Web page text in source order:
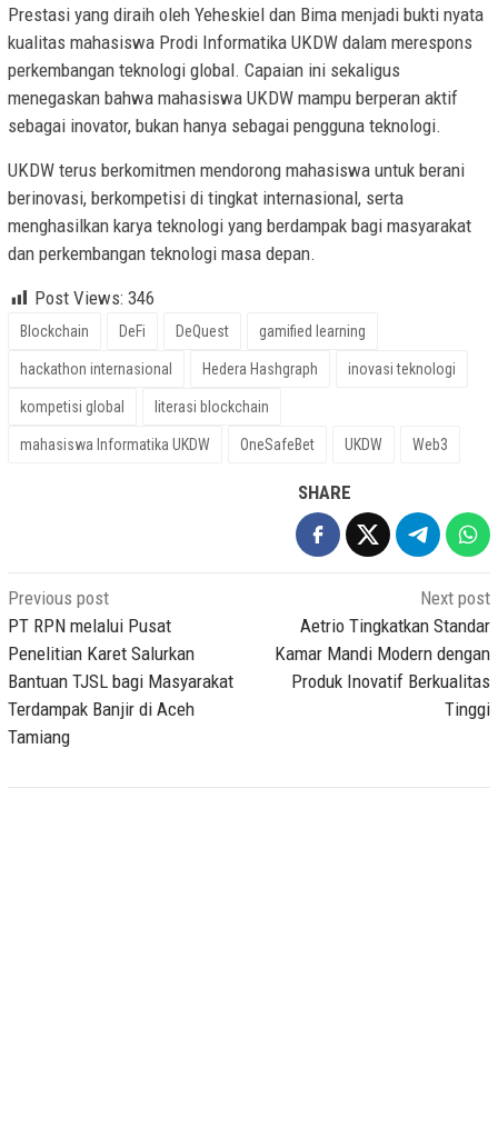
Prestasi yang diraih oleh Yeheskiel dan Bima menjadi bukti nyata
kualitas mahasiswa Prodi Informatika UKDW dalam merespons
perkembangan teknologi global. Capaian ini sekaligus
menegaskan bahwa mahasiswa UKDW mampu berperan aktif
sebagai inovator, bukan hanya sebagai pengguna teknologi.
UKDW terus berkomitmen mendorong mahasiswa untuk berani
berinovasi, berkompetisi di tingkat internasional, serta
menghasilkan karya teknologi yang berdampak bagi masyarakat
dan perkembangan teknologi masa depan.
Post Views: 346
Blockchain DeFi DeQuest gamified learning
hackathon internasional Hedera Hashgraph inovasi teknologi
kompetisi global literasi blockchain
mahasiswa Informatika UKDW OneSafeBet UKDW Web3
SHARE
Post
navigation
Previous post
PT RPN melalui Pusat
Penelitian Karet Salurkan
Bantuan TJSL bagi Masyarakat
Terdampak Banjir di Aceh
Tamiang
Next post
Aetrio Tingkatkan Standar
Kamar Mandi Modern dengan
Produk Inovatif Berkualitas
Tinggi